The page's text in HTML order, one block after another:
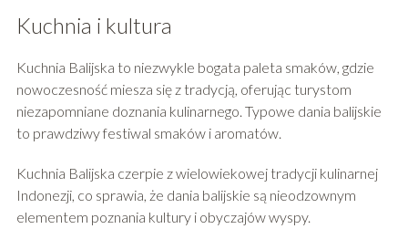
Kuchnia i kultura
Kuchnia Balijska to niezwykle bogata paleta smaków, gdzie
nowoczesność miesza się z tradycją, oferując turystom
niezapomniane doznania kulinarnego. Typowe dania balijskie
to prawdziwy festiwal smaków i aromatów.
Kuchnia Balijska czerpie z wielowiekowej tradycji kulinarnej
Indonezji, co sprawia, że dania balijskie są nieodzownym
elementem poznania kultury i obyczajów wyspy.